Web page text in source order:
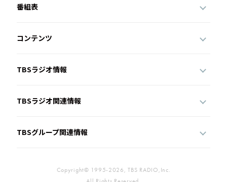
番組表
コンテンツ
TBSラジオ情報
TBSラジオ関連情報
TBSグループ関連情報
Copyright© 1995-2026, TBS RADIO,Inc.